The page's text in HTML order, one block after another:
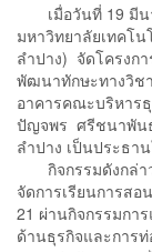
เมื่อวันที่ 19 มีน
มหาวิทยาลัยเทคโ
ลำปาง) จัดโครงกา
พัฒนาทักษะทางวิช
อาคารคณะบริหาร
ปัญจพร ศรีชนาพัน
ลำปาง เป็นประธา
กิจกรรมดังกล่าว
จัดการเรียนการส
21 ผ่านกิจกรรมกา
ด้านธุรกิจและการ